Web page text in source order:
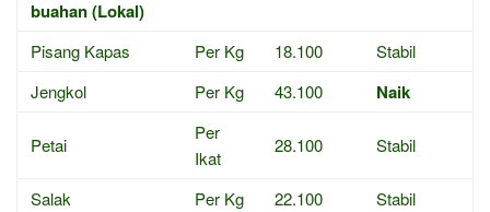
buahan (Lokal)
Pisang Kapas Per Kg 18.100
Stabil
Jengkol
Per Kg 43.100 Naik
Petai
Per
Ikat
28.100 Stabil
Salak Per Kg 22.100
Stabil